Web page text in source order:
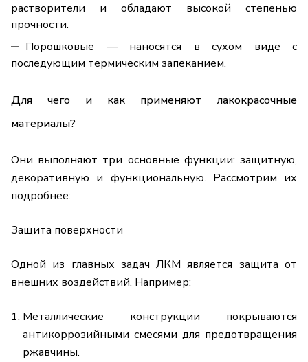
растворители и обладают высокой степенью
прочности.
Порошковые — наносятся в сухом виде с
последующим термическим запеканием.
Для чего и как применяют лакокрасочные
материалы?
Они выполняют три основные функции: защитную,
декоративную и функциональную. Рассмотрим их
подробнее:
Защита поверхности
Одной из главных задач ЛКМ является защита от
внешних воздействий. Например:
Металлические конструкции покрываются
антикоррозийными смесями для предотвращения
ржавчины.